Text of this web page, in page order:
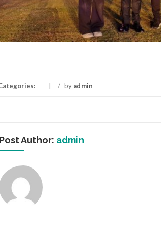
/ by admin
Post Author: admin